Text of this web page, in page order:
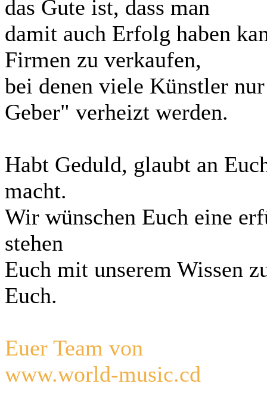
das Gute ist, dass man
damit auch Erfolg haben
Firmen zu verkaufen,
bei denen viele Künstler
Geber" verheizt werden.
Habt Geduld, glaubt an
macht.
Wir wünschen Euch eine
stehen
Euch mit unserem Wissen
Euch.
Euer Team von
www.world-music.cd